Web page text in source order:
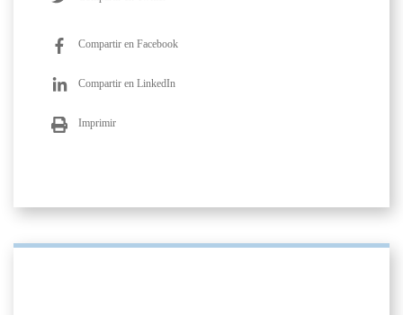
Compartir en Facebook
Compartir en LinkedIn
Imprimir